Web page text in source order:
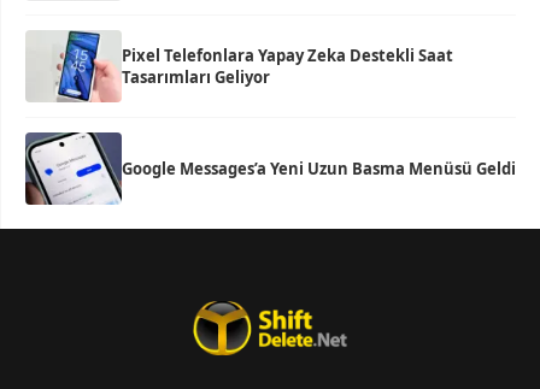
Pixel Telefonlara Yapay Zeka Destekli Saat
Tasarımları Geliyor
Google Messages’a Yeni Uzun Basma Menüsü Geldi